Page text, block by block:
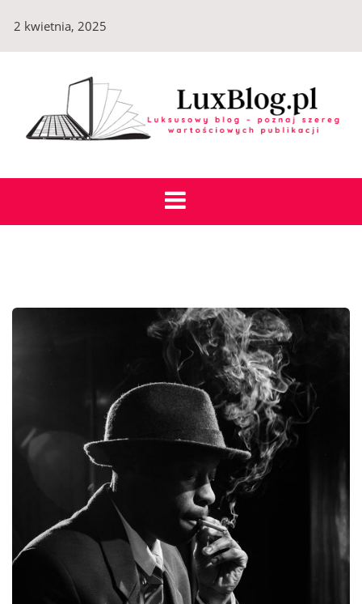
content
2 kwietnia, 2025
LuxBlog.pl
publikacji